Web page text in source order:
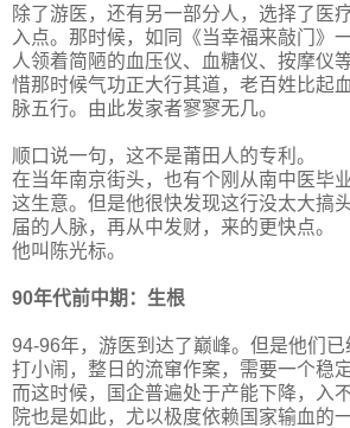
除了游医，还有另一部分人，选择了医
入点。那时候，如同《当幸福来敲门》
人领着简陋的血压仪、血糖仪、按摩仪
惜那时候气功正大行其道，老百姓比起
脉五行。由此发家者寥寥无几。
顺口说一句，这不是莆田人的专利。
在当年南京街头，也有个刚从南中医毕
这生意。但是他很快发现这行没太大搞
届的人脉，再从中发财，来的更快点。
他叫陈光标。
90年代前中期：生根
94-96年，游医到达了巅峰。但是他们
打小闹，整日的流窜作案，需要一个稳
而这时候，国企普遍处于产能下降，入
院也是如此，尤以极度依赖国家输血的